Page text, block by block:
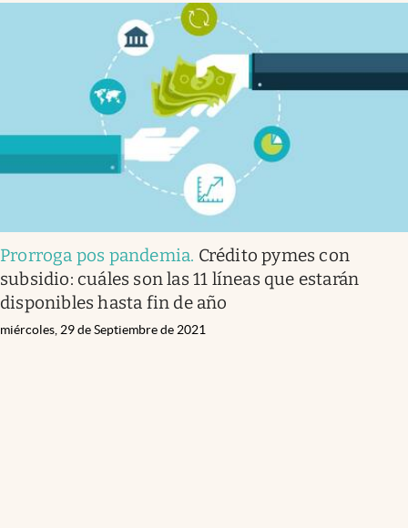
Prorroga pos pandemia. Crédito pymes con
subsidio: cuáles son las 11 líneas que estarán
disponibles hasta fin de año
miércoles, 29 de Septiembre de 2021